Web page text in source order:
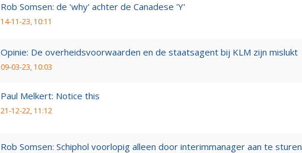
Rob Somsen: de 'why' achter de Canadese 'Y'
14-11-23, 10:11
Opinie: De overheidsvoorwaarden en de staatsagent bij KLM zijn mislukt
09-03-23, 10:03
Paul Melkert: Notice this
21-12-22, 11:12
Rob Somsen: Schiphol voorlopig alleen door interimmanager aan te sturen